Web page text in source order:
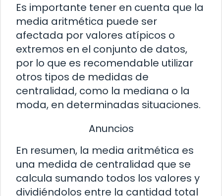
Es importante tener en cuenta que la
media aritmética puede ser
afectada por valores atípicos o
extremos en el conjunto de datos,
por lo que es recomendable utilizar
otros tipos de medidas de
centralidad, como la mediana o la
moda, en determinadas situaciones.
Anuncios
En resumen, la media aritmética es
una medida de centralidad que se
calcula sumando todos los valores y
dividiéndolos entre la cantidad total